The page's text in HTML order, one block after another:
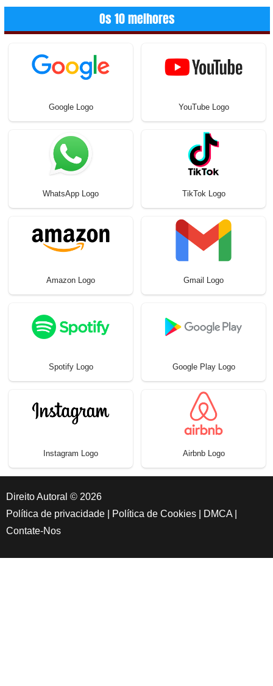
Os 10 melhores
Google Logo YouTube Logo
WhatsApp Logo TikTok Logo
Amazon Logo Gmail Logo
Spotify Logo Google Play Logo
Instagram Logo Airbnb Logo
Direito Autoral © 2026
Política de privacidade
Política de Cookies DMCA
Contate-Nos